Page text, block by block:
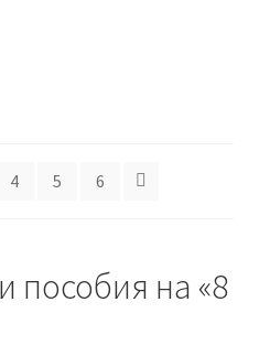
4 5 6
пособия на «8